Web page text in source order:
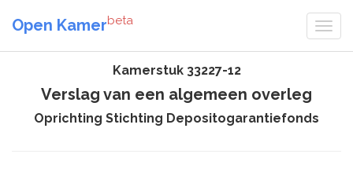
Open Kamerbeta
Kamerstuk 33227-12
Verslag van een algemeen overleg
Oprichting Stichting Depositogarantiefonds